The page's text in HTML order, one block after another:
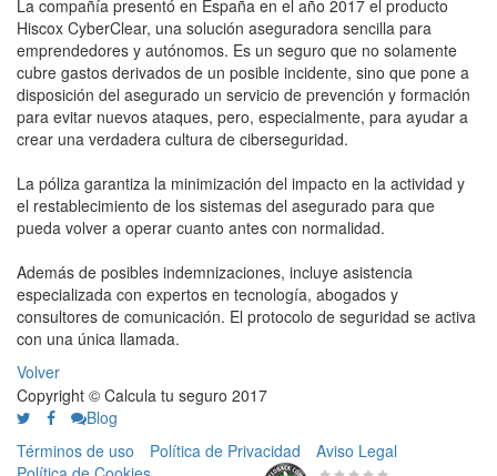
La compañía presentó en España en el año 2017 el producto
Hiscox CyberClear, una solución aseguradora sencilla para
emprendedores y autónomos. Es un seguro que no solamente
cubre gastos derivados de un posible incidente, sino que pone a
disposición del asegurado un servicio de prevención y formación
para evitar nuevos ataques, pero, especialmente, para ayudar a
crear una verdadera cultura de ciberseguridad.
La póliza garantiza la minimización del impacto en la actividad y
el restablecimiento de los sistemas del asegurado para que
pueda volver a operar cuanto antes con normalidad.
Además de posibles indemnizaciones, incluye asistencia
especializada con expertos en tecnología, abogados y
consultores de comunicación. El protocolo de seguridad se activa
con una única llamada.
Volver
Copyright © Calcula tu seguro 2017
Blog
Términos de uso
Política de Privacidad
Aviso Legal